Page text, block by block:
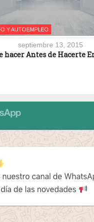
Y AUTOEMPLEO
septiembre 13, 2015
hacer Antes de Hacerte